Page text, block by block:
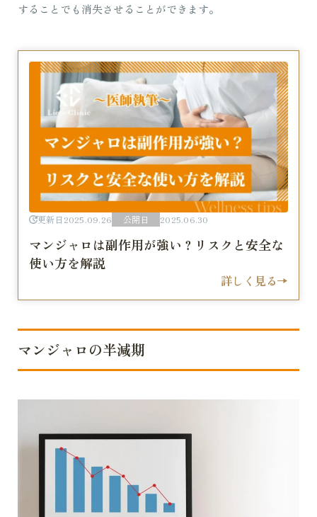
することでも消失させることができます。
更新日 2025.09.26 公開日 2025.06.30
マンジャロは副作用が強い？リスクと安全な
使い方を解説
詳しく見る
マンジャロの半減期